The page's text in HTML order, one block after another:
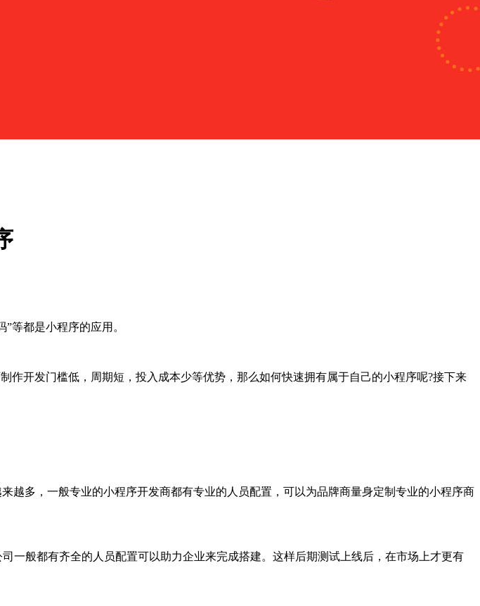
等都是小程序的应用。
开发门槛低，周期短，投入成本少等优势，那么如何快速拥有属于自己的小程序呢?接下来
越多，一般专业的小程序开发商都有专业的人员配置，可以为品牌商量身定制专业的小程序商
一般都有齐全的人员配置可以助力企业来完成搭建。这样后期测试上线后，在市场上才更有